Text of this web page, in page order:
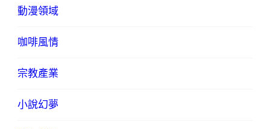
動漫領域
咖啡風情
宗教產業
小說幻夢